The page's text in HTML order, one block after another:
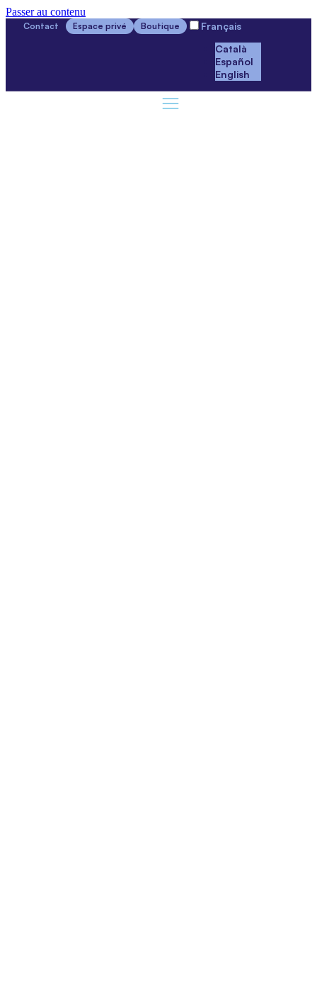
Passer au contenu
Contact Espace privé Boutique
Français
Català
Español
English